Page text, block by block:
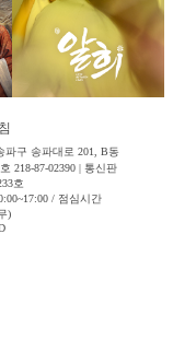
파구 송파대로 201, B동
218-87-02390 | 통신판
호
/ 점심시간
)